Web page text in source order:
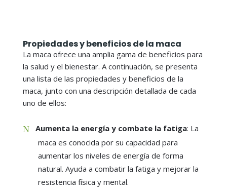
Propiedades y beneficios de la maca
La maca ofrece una amplia gama de beneficios para
la salud y el bienestar. A continuación, se presenta
una lista de las propiedades y beneficios de la
maca, junto con una descripción detallada de cada
uno de ellos:
Aumenta la energía y combate la fatiga: La
maca es conocida por su capacidad para
aumentar los niveles de energía de forma
natural. Ayuda a combatir la fatiga y mejorar la
resistencia física y mental.